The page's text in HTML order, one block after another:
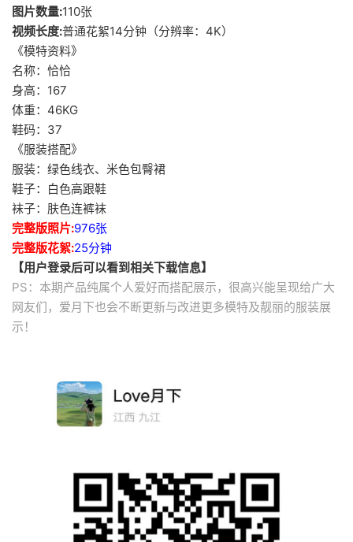
图片数量:110张
视频长度:普通花絮14分钟（分辨率：4K）
《模特资料》
名称：恰恰
身高：167
体重：46KG
鞋码：37
《服装搭配》
服装：绿色线衣、米色包臀裙
鞋子：白色高跟鞋
袜子：肤色连裤袜
完整版照片:976张
完整版花絮:25分钟
【用户登录后可以看到相关下载信息】
PS：本期产品纯属个人爱好而搭配展示，很高兴能呈现给广大
网友们，爱月下也会不断更新与改进更多模特及靓丽的服装展
示！